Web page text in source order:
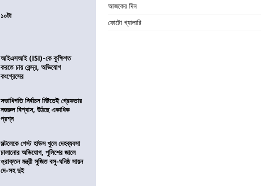
১০টা
আইএসআই (ISI)-কে কুক্ষিগত
করতে চায় কেন্দ্র, অভিযোগ
কংগ্রেসের
সভাধিপতি নির্বাচন মিটতেই গ্রেফতার
নজরুল বিশ্বাস, উঠছে একাধিক
প্রশ্ন
সল্টলেকে গেস্ট হাউস খুলে দেহব্যবসা
চালানোর অভিযোগ, পুলিশের জালে
ও্রাক্তন মন্ত্রী সুজিত বসু-ঘনিষ্ঠ সায়ন
দে-সহ দুই
আজকের দিন
ফোটো গ্যালারি